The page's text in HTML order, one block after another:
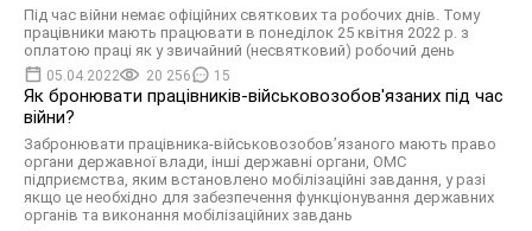
Під час війни немає офіційних святкових та робочих днів. Тому
працівники мають працювати в понеділок 25 квітня 2022 р. з
оплатою праці як у звичайний (несвятковий) робочий день
05.04.2022 20 256 15
Як бронювати працівників-військовозобов'язаних під час
війни?
Забронювати працівника-військовозобов’язаного мають право
органи державної влади, інші державні органи, ОМС
підприємства, яким встановлено мобілізаційні завдання, у разі
якщо це необхідно для забезпечення функціонування державних
органів та виконання мобілізаційних завдань